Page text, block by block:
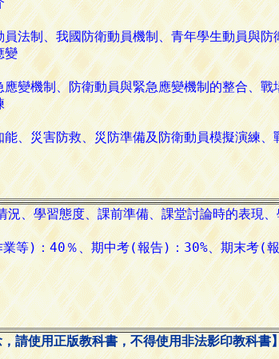
請使用正版教科書，不得使用非法影印教科書】